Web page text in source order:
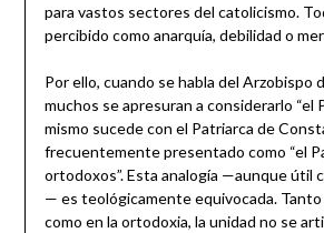
para vastos sectores del catolicismo.
percibido como anarquía, debilidad o
Por ello, cuando se habla del Arzobispo
muchos se apresuran a considerarlo “el
mismo sucede con el Patriarca de
frecuentemente presentado como “el
ortodoxos”. Esta analogía —aunque útil
— es teológicamente equivocada. Tanto
como en la ortodoxia, la unidad no se